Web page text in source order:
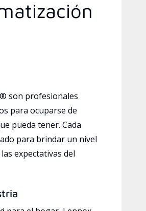
son profesionales
para ocuparse de
pueda tener. Cada
para brindar un nivel
expectativas del